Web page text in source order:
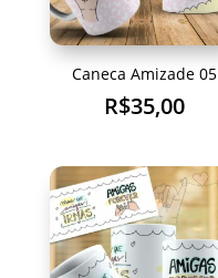
Caneca Amizade 05
R$35,00